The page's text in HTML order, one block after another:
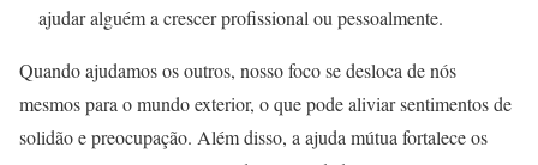
ajudar alguém a crescer profissional ou pessoalmente.
Quando ajudamos os outros, nosso foco se desloca de nós
mesmos para o mundo exterior, o que pode aliviar sentimentos de
solidão e preocupação. Além disso, a ajuda mútua fortalece os